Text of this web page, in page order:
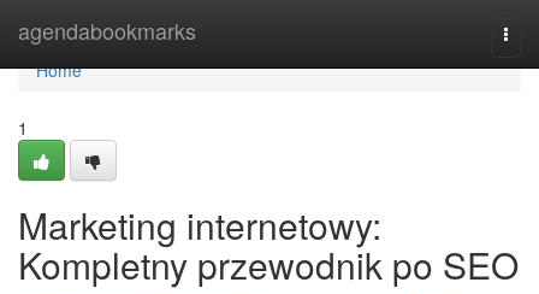
agendabookmarks
Home
Home
1
Marketing internetowy:
Kompletny przewodnik po SEO